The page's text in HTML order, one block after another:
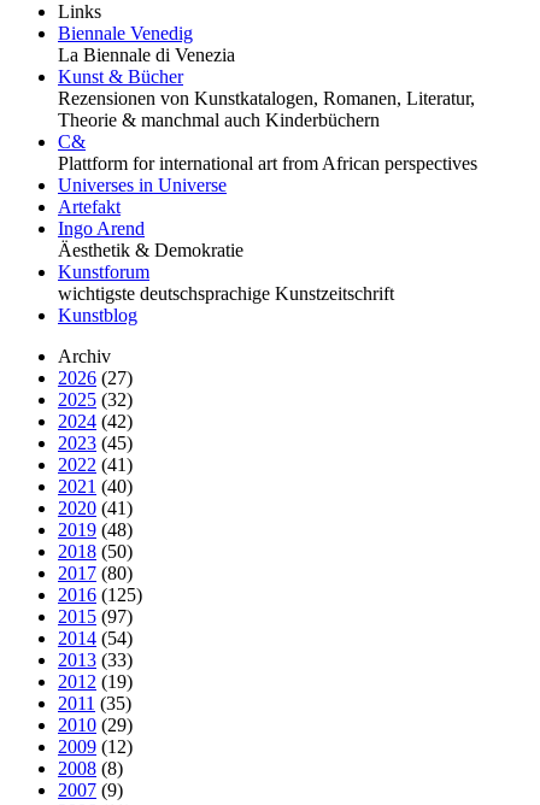
Links
Biennale Venedig
La Biennale di Venezia
Kunst & Bücher
Rezensionen von Kunstkatalogen, Romanen, Literatur,
Theorie & manchmal auch Kinderbüchern
C&
Plattform for international art from African perspectives
Universes in Universe
Artefakt
Ingo Arend
Äesthetik & Demokratie
Kunstforum
wichtigste deutschsprachige Kunstzeitschrift
Kunstblog
Archiv
2026 (27)
2025 (32)
2024 (42)
2023 (45)
2022 (41)
2021 (40)
2020 (41)
2019 (48)
2018 (50)
2017 (80)
2016 (125)
2015 (97)
2014 (54)
2013 (33)
2012 (19)
2011 (35)
2010 (29)
2009 (12)
2008 (8)
2007 (9)